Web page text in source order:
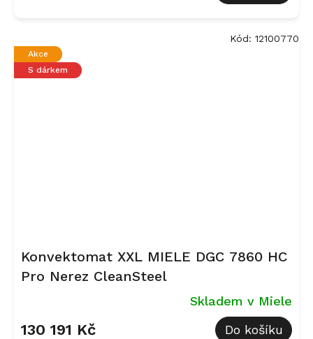
Akce
S dárkem
Konvektomat XXL MIELE DGC 7860 HC
Pro Nerez CleanSteel
Skladem v Miele
130 191 Kč Do košíku
Kód: 12100770